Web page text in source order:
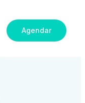
Agendar